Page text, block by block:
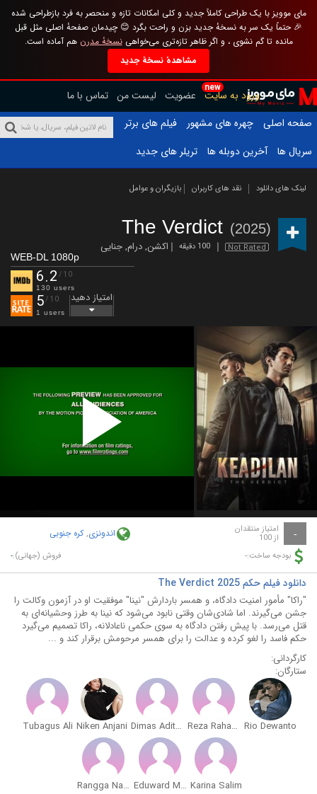
مای موویز با یک طراحی کاملاً جدید و کلی امکانات تازه و منحصر به فرد بازطراحی شده
🎉 حتماً یک سر به نسخهٔ جدید بزن و راحت بگرد 😊 چیدمان صفحهٔ اصلی مثل قبل
مانده تا گم نشوی ، و اگر ظاهر تازه‌تری می‌خواهینسخهٔ مدرن هم آماده است.
مشاهدهٔ نسخهٔ جدید
new
ورود به سایت عضویت لیست من تماس با ما
صفحه اصلی
چهره های مشهور
فیلم های برتر
سریال ها
آخرین دوبله ها تریلر های جدید
لینک های دانلود نقد های کاربران بازیگران و عوامل
The Verdict (2025)
Not Rated 100 دقیقه اکشن,درام,جنایی
WEB-DL 1080p
6.2 /10
130 users
5/10
1 users
امتیاز دهید
Play
Video
- امتیاز منتقدان
از 100 اندونزی,کره جنوبی
بودجه ساخت:- فروش (جهانی):-
دانلود فیلم حکم The Verdict 2025
"راکا" مأمور امنیت دادگاه، و همسر باردارش "نینا" موفقیت او در آزمون وکالت را
جشن می‌گیرند. اما شادی‌شان وقتی نابود می‌شود که نینا به طرز وحشیانه‌ای به
قتل می‌رسد. با پیش رفتن دادگاه به سوی حکمی ناعادلانه، راکا تصمیم می‌گیرد
حکم فاسد را لغو کرده و عدالت را برای همسر مرحومش برقرار کند و ...
کارگردانی:
ستارگان:
Rio Dewanto
Reza Rahadian
Dimas Aditya
Niken Anjani
Tubagus Ali
Karina Salim
Eduward Manalu
Rangga Nattra